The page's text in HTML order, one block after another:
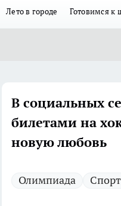
Лето в городе Готовимся к
В социальных
билетами на
новую любовь
Олимпиада Спорт